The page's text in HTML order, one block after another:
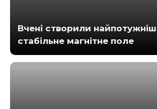
Вчені створили
стабільне магнітне поле